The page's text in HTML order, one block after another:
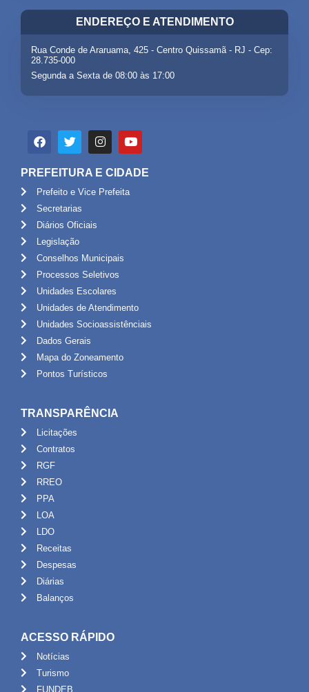
ENDEREÇO E ATENDIMENTO
Rua Conde de Araruama, 425 - Centro Quissamã - RJ - Cep:
28.735-000
Segunda a Sexta de 08:00 às 17:00
PREFEITURA E CIDADE
Prefeito e Vice Prefeita
Secretarias
Diários Oficiais
Legislação
Conselhos Municipais
Processos Seletivos
Unidades Escolares
Unidades de Atendimento
Unidades Socioassistênciais
Dados Gerais
Mapa do Zoneamento
Pontos Turísticos
TRANSPARÊNCIA
Licitações
Contratos
RGF
RREO
PPA
LOA
LDO
Receitas
Despesas
Diárias
Balanços
ACESSO RÁPIDO
Notícias
Turismo
FUNDEB